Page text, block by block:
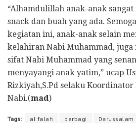
“Alhamdulillah anak-anak
snack dan buah yang ada.
kegiatan ini, anak-anak selain
kelahiran Nabi Muhammad, juga
sifat Nabi Muhammad yang
menyayangi anak yatim,” ucap
Rizkiyah,S.Pd selaku
Nabi.(mad)
Tags: al falah berbagi Darussalam